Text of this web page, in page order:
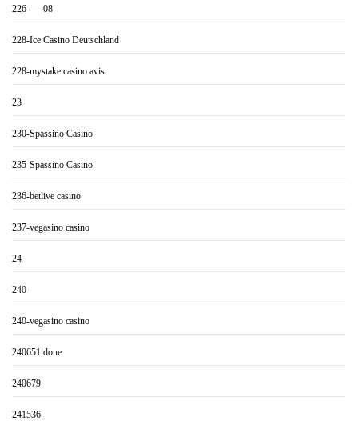
226 —–08
228-Ice Casino Deutschland
228-mystake casino avis
23
230-Spassino Casino
235-Spassino Casino
236-betlive casino
237-vegasino casino
24
240
240-vegasino casino
240651 done
240679
241536